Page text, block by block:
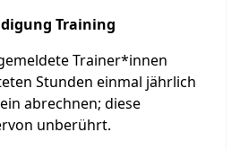
Training
Trainer*innen
Stunden einmal jährlich
abrechnen; diese
unberührt.